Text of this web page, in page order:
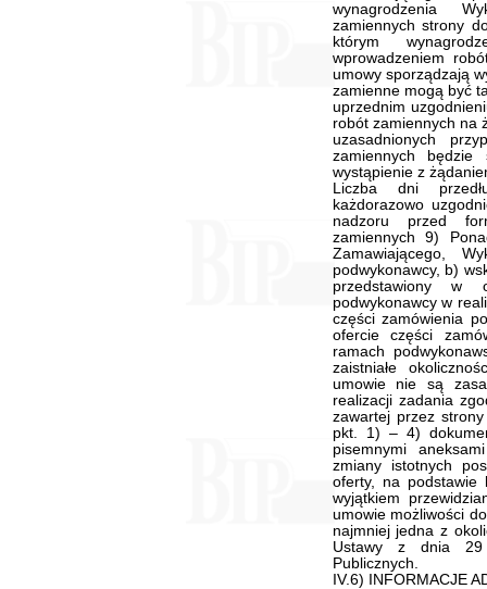
wynagrodzenia
zamiennych strony
którym
wprowadzeniem
umowy sporządzają
zamienne mogą być
uprzednim
robót zamiennych na
uzasadnionych
zamiennych będzie
wystąpienie z
Liczba dni
każdorazowo
nadzoru przed
zamiennych 9)
Zamawiającego,
podwykonawcy, b)
przedstawiony w
podwykonawcy w
części zamówienia
ofercie części
ramach
zaistniałe
umowie nie są
realizacji zadania
zawartej przez
pkt. 1) – 4)
pisemnymi
zmiany istotnych
oferty, na podstawie
wyjątkiem
umowie możliwości
najmniej jedna z
Ustawy z dnia 29
Publicznych.
IV.6) INFORMACJE